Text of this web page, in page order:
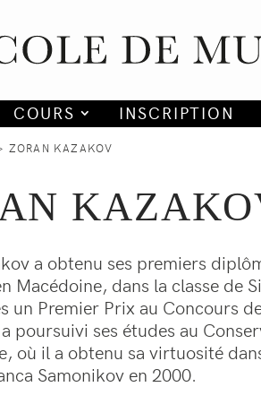
COURS INSCRIPTION
ZORAN KAZAKOV
a obtenu ses premiers
Macédoine, dans la classe de
un Premier Prix au Concours
poursuivi ses études au
où il a obtenu sa virtuosité
Samonikov en 2000.